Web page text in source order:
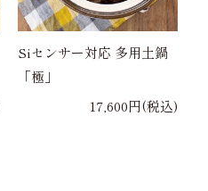
Siセンサー対応 多用土鍋
「極」
17,600円(税込)